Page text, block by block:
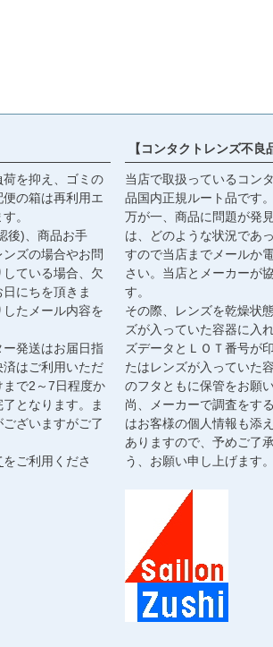
を抑え、ゴミの
の箱は再利用エ
。
後)、商品お手
ズの場合やお問
ている場合、欠
にちを頂きま
たメール内容を
発送はお届日指
はご利用いただ
で2～7日程度か
となります。ま
ざいますがご了
をご利用くださ
【コンタクトレンズ不良
当店で取扱っているコン
品国内正規ルート品です。
万が一、商品に問題が発
は、どのような状況であ
すので当店までメールか
さい。当店とメーカーが
す。
その際、レンズを乾燥状
ズが入っていた容器に入
ズデータとＬＯＴ番号が
たはレンズが入っていた
のフタともに保管をお願
尚、メーカーで調査をす
はお客様の個人情報も添
ありますので、予めご了
う、お願い申し上げます。